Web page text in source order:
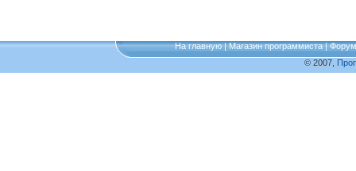
На главную|Магазин программиста|Форум
© 2007,